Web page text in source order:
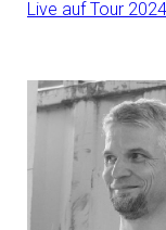
Live auf Tour 2024